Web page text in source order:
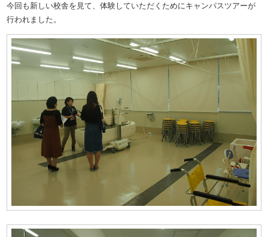
今回も新しい校舎を見て、体験していただくためにキャンパスツアーが
行われました。